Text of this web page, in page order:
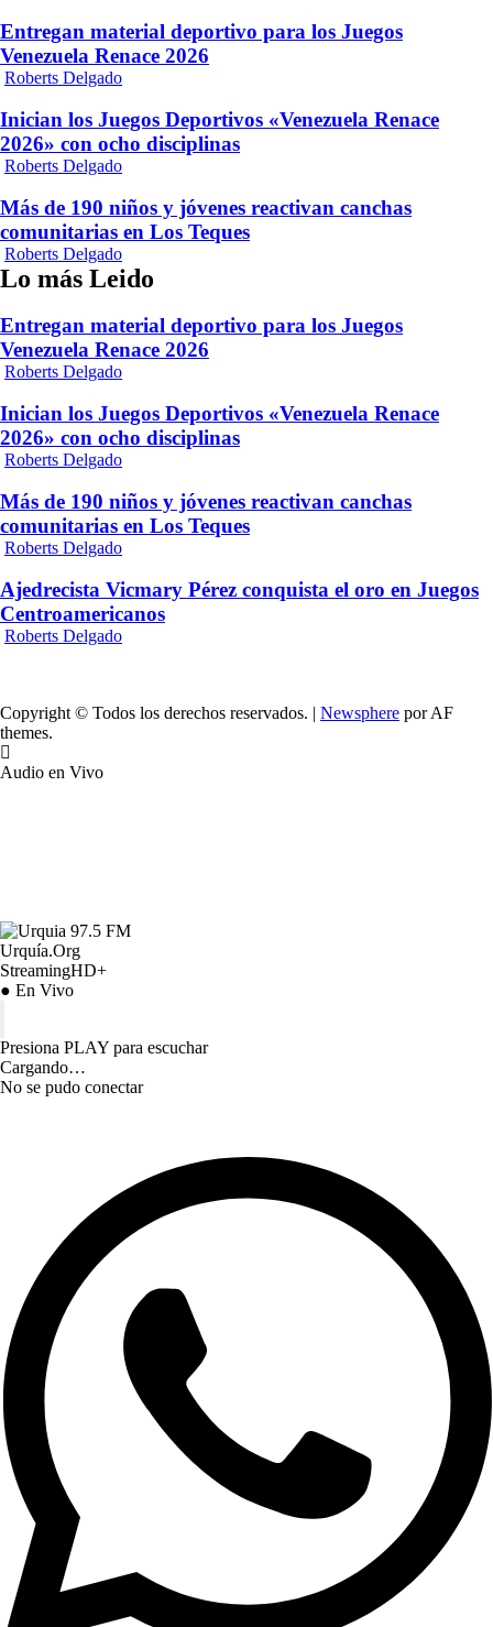
Entregan material deportivo para los Juegos
Venezuela Renace 2026
Roberts Delgado
Inician los Juegos Deportivos «Venezuela Renace
2026» con ocho disciplinas
Roberts Delgado
Más de 190 niños y jóvenes reactivan canchas
comunitarias en Los Teques
Roberts Delgado
Lo más Leido
Entregan material deportivo para los Juegos
Venezuela Renace 2026
Roberts Delgado
Inician los Juegos Deportivos «Venezuela Renace
2026» con ocho disciplinas
Roberts Delgado
Más de 190 niños y jóvenes reactivan canchas
comunitarias en Los Teques
Roberts Delgado
Ajedrecista Vicmary Pérez conquista el oro en Juegos
Centroamericanos
Roberts Delgado
Copyright © Todos los derechos reservados. | Newsphere por AF
themes.
Audio en Vivo
Urquía.Org
StreamingHD+
● En Vivo
Presiona PLAY para escuchar
Cargando…
No se pudo conectar